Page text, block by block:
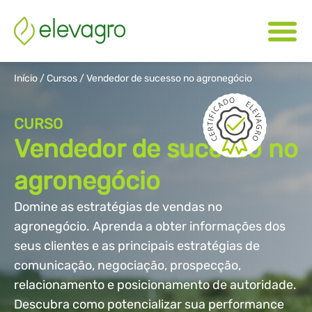
Início/Cursos /Vendedor de sucesso no agronegócio
CURSO
Vendedor de sucesso no
agronegócio
Domine as estratégias de vendas no
agronegócio. Aprenda a obter informações dos
seus clientes e as principais estratégias de
comunicação, negociação, prospecção,
relacionamento e posicionamento de autoridade.
Descubra como potencializar sua performance